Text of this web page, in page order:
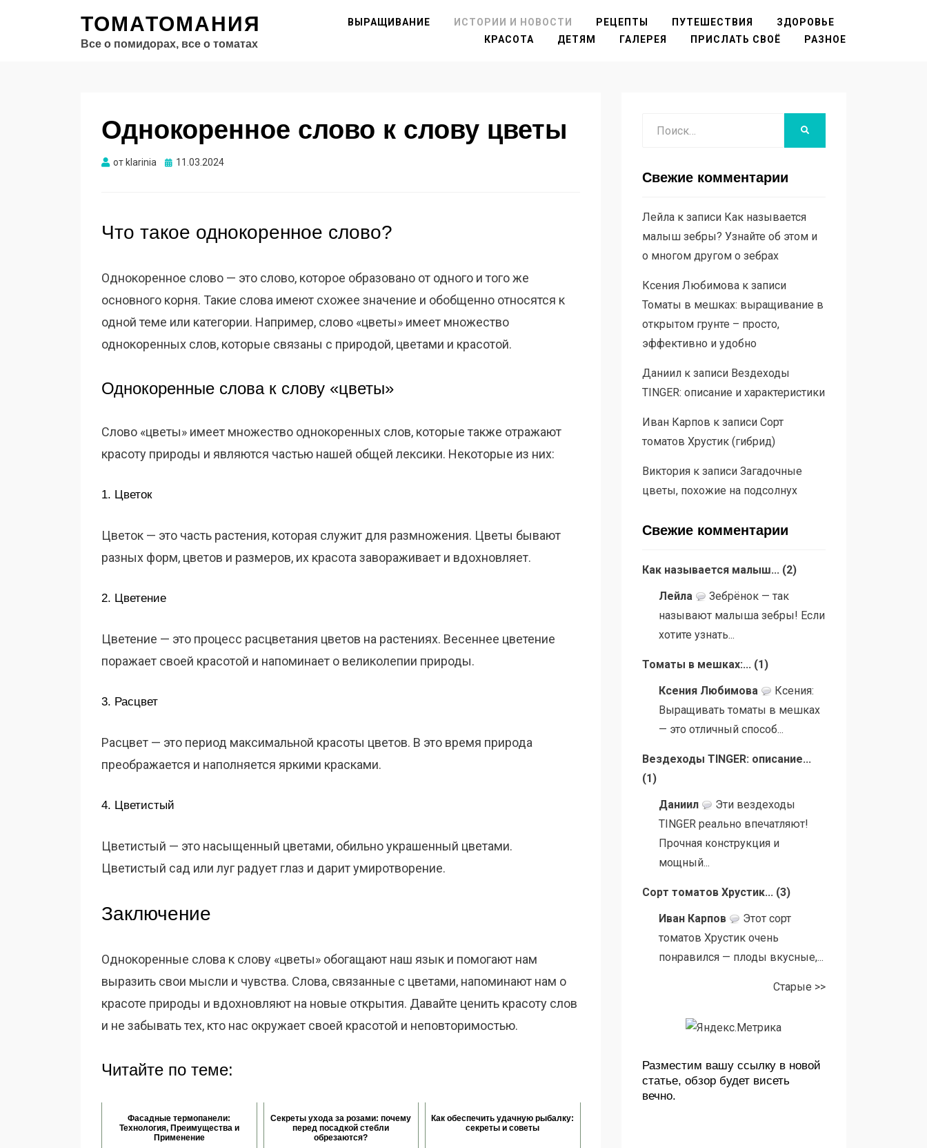
ТОМАТОМАНИЯ
Все о помидорах, все о томатах
ВЫРАЩИВАНИЕ ИСТОРИИ И НОВОСТИ РЕЦЕПТЫ ПУТЕШЕСТВИЯ
ЗДОРОВЬЕ
КРАСОТА
ДЕТЯМ ГАЛЕРЕЯ ПРИСЛАТЬ СВОЁ РАЗНОЕ
Однокоренное слово к слову цветы
от klarinia Опубликовано
11.03.2024
Что такое однокоренное слово?
Однокоренное слово — это слово, которое образовано от одного и того же
основного корня. Такие слова имеют схожее значение и обобщенно относятся к
одной теме или категории. Например, слово «цветы» имеет множество
однокоренных слов, которые связаны с природой, цветами и красотой.
Однокоренные слова к слову «цветы»
Слово «цветы» имеет множество однокоренных слов, которые также отражают
красоту природы и являются частью нашей общей лексики. Некоторые из них:
1. Цветок
Цветок — это часть растения, которая служит для размножения. Цветы бывают
разных форм, цветов и размеров, их красота завораживает и вдохновляет.
2. Цветение
Цветение — это процесс расцветания цветов на растениях. Весеннее цветение
поражает своей красотой и напоминает о великолепии природы.
3. Расцвет
Расцвет — это период максимальной красоты цветов. В это время природа
преображается и наполняется яркими красками.
4. Цветистый
Цветистый — это насыщенный цветами, обильно украшенный цветами.
Цветистый сад или луг радует глаз и дарит умиротворение.
Заключение
Однокоренные слова к слову «цветы» обогащают наш язык и помогают нам
выразить свои мысли и чувства. Слова, связанные с цветами, напоминают нам о
красоте природы и вдохновляют на новые открытия. Давайте ценить красоту слов
и не забывать тех, кто нас окружает своей красотой и неповторимостью.
Читайте по теме:
Фасадные термопанели:
Технология, Преимущества и
Применение
Секреты ухода за розами: почему
перед посадкой стебли
обрезаются?
Как обеспечить удачную рыбалку:
секреты и советы
Свежие комментарии
Лейлак записи Как называется
малыш зебры? Узнайте об этом и
о многом другом о зебрах
Ксения Любимовак записи
Томаты в мешках: выращивание в
открытом грунте – просто,
эффективно и удобно
Даниилк записи Вездеходы
TINGER: описание и характеристики
Иван Карпов к записи Сорт
томатов Хрустик (гибрид)
Викторияк записи Загадочные
цветы, похожие на подсолнух
Свежие комментарии
Как называется малыш... (2)
Лейла
Зебрёнок — так
называют малыша зебры! Если
хотите узнать...
Томаты в мешках:... (1)
Ксения Любимова
Ксения:
Выращивать томаты в мешках
— это отличный способ...
Вездеходы TINGER: описание...
(1)
Даниил
Эти вездеходы
TINGER реально впечатляют!
Прочная конструкция и
мощный...
Сорт томатов Хрустик... (3)
Иван Карпов
Этот сорт
томатов Хрустик очень
понравился — плоды вкусные,...
Старые >>
Разместим вашу ссылку в новой
статье, обзор будет висеть
вечно.